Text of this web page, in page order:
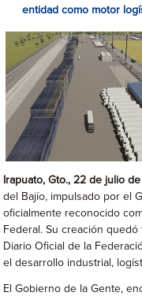
entidad como motor
Irapuato, Gto., 22 de julio
del Bajío, impulsado por el
oficialmente reconocido
Federal. Su creación
Diario Oficial de la
el desarrollo industrial,
El Gobierno de la Gente,